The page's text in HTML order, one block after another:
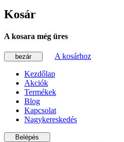
Kosár
A kosara még üres
bezár A kosárhoz
Kezdőlap
Akciók
Termékek
Blog
Kapcsolat
Nagykereskedés
Belépés